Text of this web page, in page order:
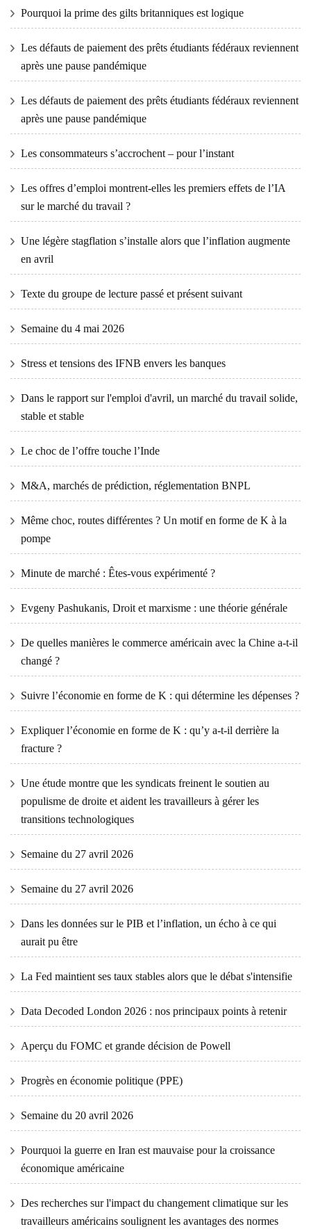
Pourquoi la prime des gilts britanniques est logique
Les défauts de paiement des prêts étudiants fédéraux reviennent
après une pause pandémique
Les défauts de paiement des prêts étudiants fédéraux reviennent
après une pause pandémique
Les consommateurs s’accrochent – ​​pour l’instant
Les offres d’emploi montrent-elles les premiers effets de l’IA
sur le marché du travail ?
Une légère stagflation s’installe alors que l’inflation augmente
en avril
Texte du groupe de lecture passé et présent suivant
Semaine du 4 mai 2026
Stress et tensions des IFNB envers les banques
Dans le rapport sur l'emploi d'avril, un marché du travail solide,
stable et stable
Le choc de l’offre touche l’Inde
M&A, marchés de prédiction, réglementation BNPL
Même choc, routes différentes ? Un motif en forme de K à la
pompe
Minute de marché : Êtes-vous expérimenté ?
Evgeny Pashukanis, Droit et marxisme : une théorie générale
De quelles manières le commerce américain avec la Chine a-t-il
changé ?
Suivre l’économie en forme de K : qui détermine les dépenses ?
Expliquer l’économie en forme de K : qu’y a-t-il derrière la
fracture ?
Une étude montre que les syndicats freinent le soutien au
populisme de droite et aident les travailleurs à gérer les
transitions technologiques
Semaine du 27 avril 2026
Semaine du 27 avril 2026
Dans les données sur le PIB et l’inflation, un écho à ce qui
aurait pu être
La Fed maintient ses taux stables alors que le débat s'intensifie
Data Decoded London 2026 : nos principaux points à retenir
Aperçu du FOMC et grande décision de Powell
Progrès en économie politique (PPE)
Semaine du 20 avril 2026
Pourquoi la guerre en Iran est mauvaise pour la croissance
économique américaine
Des recherches sur l'impact du changement climatique sur les
travailleurs américains soulignent les avantages des normes